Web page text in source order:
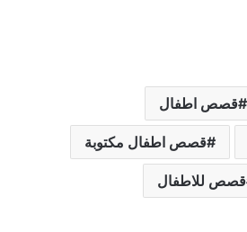
قصص اطفال
قصص اطفال مكتوبة
قصص للاطفال